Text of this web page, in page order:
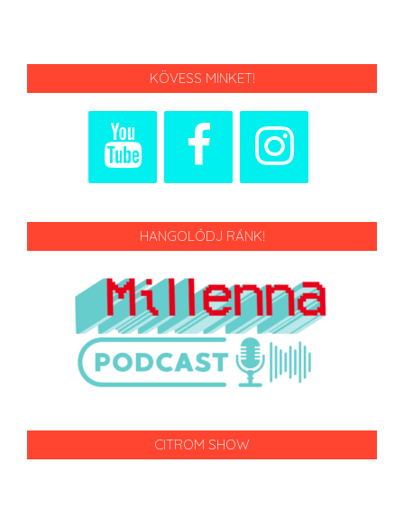
KÖVESS MINKET!
HANGOLÓDJ RÁNK!
CITROM SHOW